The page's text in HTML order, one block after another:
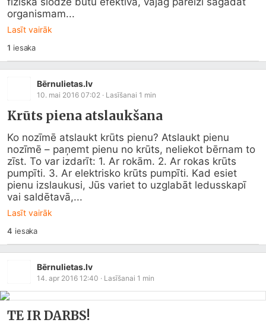
organismam...
Lasīt vairāk
1 iesaka
Bērnulietas.lv
10. mai 2016 07:02 · Lasīšanai 1 min
Krūts piena atslaukšana
Ko nozīmē atslaukt krūts pienu? Atslaukt pienu
nozīmē – paņemt pienu no krūts, neliekot bērnam to
zīst. To var izdarīt: 1. Ar rokām. 2. Ar rokas krūts
pumpīti. 3. Ar elektrisko krūts pumpīti. Kad esiet
pienu izslaukusi, Jūs variet to uzglabāt ledusskapī
vai saldētavā,...
Lasīt vairāk
4 iesaka
Bērnulietas.lv
14. apr 2016 12:40 · Lasīšanai 1 min
TE IR DARBS!